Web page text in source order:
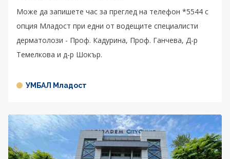
Може да запишете час за преглед на телефон *5544 с
опция Младост при едни от водещите специалисти
дерматолози - Проф. Кадурина, Проф. Ганчева, Д-р
Темелкова и д-р Шокър.
УМБАЛ Младост